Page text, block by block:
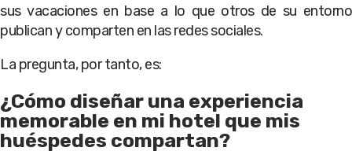
sus vacaciones en base a lo que otros de su entorno
publican y comparten en las redes sociales.
La pregunta, por tanto, es:
¿Cómo diseñar una experiencia
memorable en mi hotel que mis
huéspedes compartan?